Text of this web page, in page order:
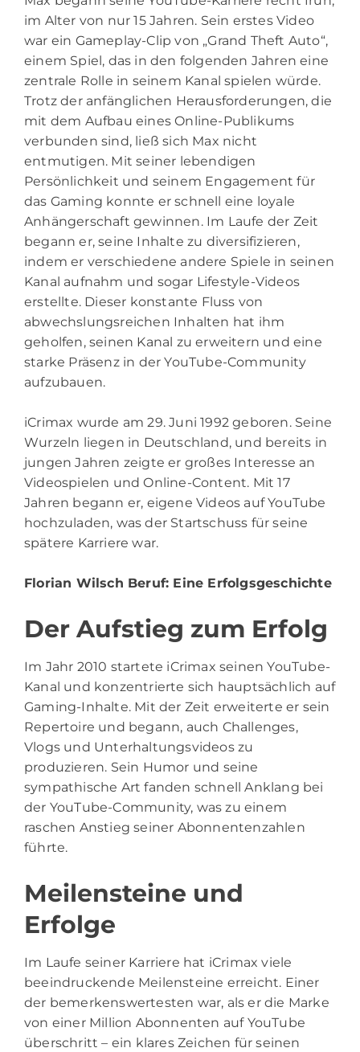
im Alter von nur 15 Jahren. Sein erstes Video
war ein Gameplay-Clip von „Grand Theft Auto“,
einem Spiel, das in den folgenden Jahren eine
zentrale Rolle in seinem Kanal spielen würde.
Trotz der anfänglichen Herausforderungen, die
mit dem Aufbau eines Online-Publikums
verbunden sind, ließ sich Max nicht
entmutigen. Mit seiner lebendigen
Persönlichkeit und seinem Engagement für
das Gaming konnte er schnell eine loyale
Anhängerschaft gewinnen. Im Laufe der Zeit
begann er, seine Inhalte zu diversifizieren,
indem er verschiedene andere Spiele in seinen
Kanal aufnahm und sogar Lifestyle-Videos
erstellte. Dieser konstante Fluss von
abwechslungsreichen Inhalten hat ihm
geholfen, seinen Kanal zu erweitern und eine
starke Präsenz in der YouTube-Community
aufzubauen.
iCrimax wurde am 29. Juni 1992 geboren. Seine
Wurzeln liegen in Deutschland, und bereits in
jungen Jahren zeigte er großes Interesse an
Videospielen und Online-Content. Mit 17
Jahren begann er, eigene Videos auf YouTube
hochzuladen, was der Startschuss für seine
spätere Karriere war.
Florian Wilsch Beruf: Eine Erfolgsgeschichte
Der Aufstieg zum Erfolg
Im Jahr 2010 startete iCrimax seinen YouTube-
Kanal und konzentrierte sich hauptsächlich auf
Gaming-Inhalte. Mit der Zeit erweiterte er sein
Repertoire und begann, auch Challenges,
Vlogs und Unterhaltungsvideos zu
produzieren. Sein Humor und seine
sympathische Art fanden schnell Anklang bei
der YouTube-Community, was zu einem
raschen Anstieg seiner Abonnentenzahlen
führte.
Meilensteine und
Erfolge
Im Laufe seiner Karriere hat iCrimax viele
beeindruckende Meilensteine erreicht. Einer
der bemerkenswertesten war, als er die Marke
von einer Million Abonnenten auf YouTube
überschritt – ein klares Zeichen für seinen